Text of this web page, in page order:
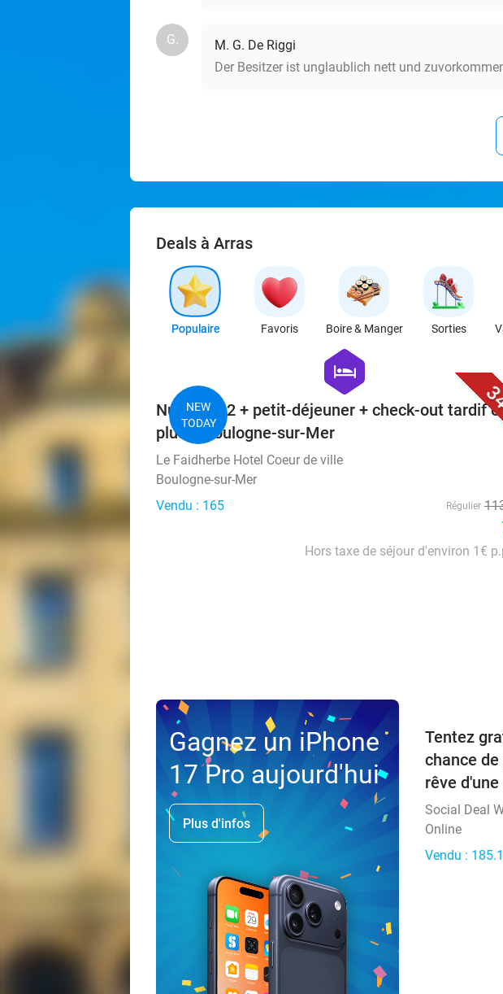
G.
M. G. De Riggi
Der Besitzer ist unglaublich nett und
Deals à Arras
Populaire Favoris Boire & Manger Sorties
NEW
TODAY
hexagon
hotel
Nuit pour 2 + petit-déjeuner + check-out tardif
plus à Boulogne-sur-Mer
Le Faidherbe Hotel Coeur de ville
Boulogne-sur-Mer
Vendu : 165
Régulier
Hors taxe de séjour d'environ 1€
Gagnez un iPhone
17 Pro aujourd'hui
Plus d'infos
Tentez
chance
rêve
Social Deal
Online
Vendu :